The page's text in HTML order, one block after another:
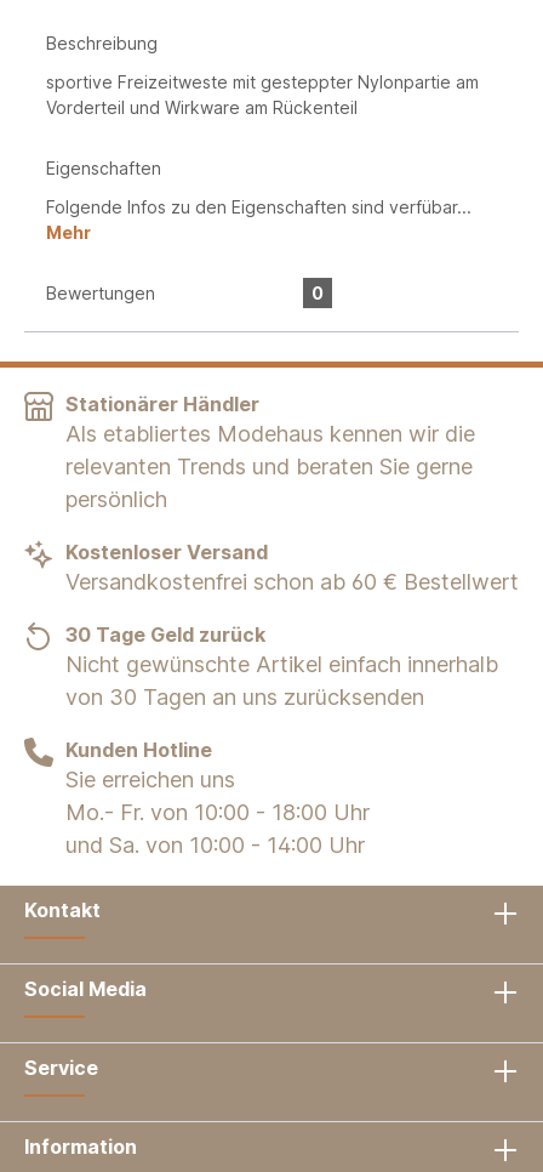
Beschreibung
sportive Freizeitweste mit gesteppter Nylonpartie am
Vorderteil und Wirkware am Rückenteil
Eigenschaften
Folgende Infos zu den Eigenschaften sind verfübar...
Mehr
Bewertungen 0
Stationärer Händler
Als etabliertes Modehaus kennen wir die
relevanten Trends und beraten Sie gerne
persönlich
Kostenloser Versand
Versandkostenfrei schon ab 60 € Bestellwert
30 Tage Geld zurück
Nicht gewünschte Artikel einfach innerhalb
von 30 Tagen an uns zurücksenden
Kunden Hotline
Sie erreichen uns
Mo.- Fr. von 10:00 - 18:00 Uhr
und Sa. von 10:00 - 14:00 Uhr
Kontakt
Social Media
Service
Information